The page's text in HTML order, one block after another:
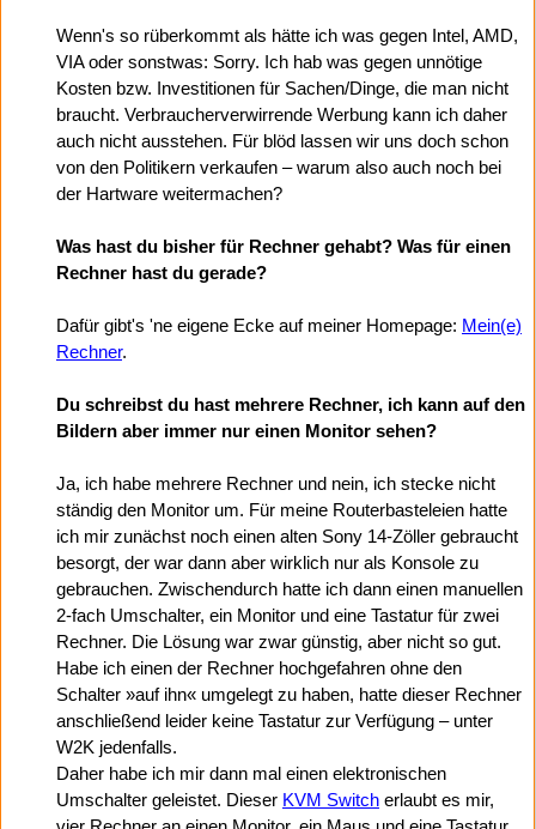
Wenn's so rüberkommt als hätte ich was gegen Intel, AMD,
VIA oder sonstwas: Sorry. Ich hab was gegen unnötige
Kosten bzw. Investitionen für Sachen/Dinge, die man nicht
braucht. Verbraucherverwirrende Werbung kann ich daher
auch nicht ausstehen. Für blöd lassen wir uns doch schon
von den Politikern verkaufen – warum also auch noch bei
der Hartware weitermachen?
Was hast du bisher für Rechner gehabt? Was für einen
Rechner hast du gerade?
Dafür gibt's 'ne eigene Ecke auf meiner Homepage: Mein(e)
Rechner.
Du schreibst du hast mehrere Rechner, ich kann auf den
Bildern aber immer nur einen Monitor sehen?
Ja, ich habe mehrere Rechner und nein, ich stecke nicht
ständig den Monitor um. Für meine Routerbasteleien hatte
ich mir zunächst noch einen alten Sony 14-Zöller gebraucht
besorgt, der war dann aber wirklich nur als Konsole zu
gebrauchen. Zwischendurch hatte ich dann einen manuellen
2-fach Umschalter, ein Monitor und eine Tastatur für zwei
Rechner. Die Lösung war zwar günstig, aber nicht so gut.
Habe ich einen der Rechner hochgefahren ohne den
Schalter »auf ihn« umgelegt zu haben, hatte dieser Rechner
anschließend leider keine Tastatur zur Verfügung – unter
W2K jedenfalls.
Daher habe ich mir dann mal einen elektronischen
Umschalter geleistet. Dieser KVM Switch erlaubt es mir,